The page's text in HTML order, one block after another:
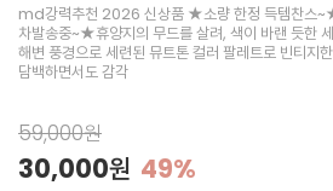
md강력추천 2026 신상품 ★소량 한정 득템찬스
차발송중~★휴양지의 무드를 살려, 색이 바랜 듯한
해변 풍경으로 세련된 뮤트톤 컬러 팔레트로 빈티지
담백하면서도 감각
59,000원
30,000원 49%